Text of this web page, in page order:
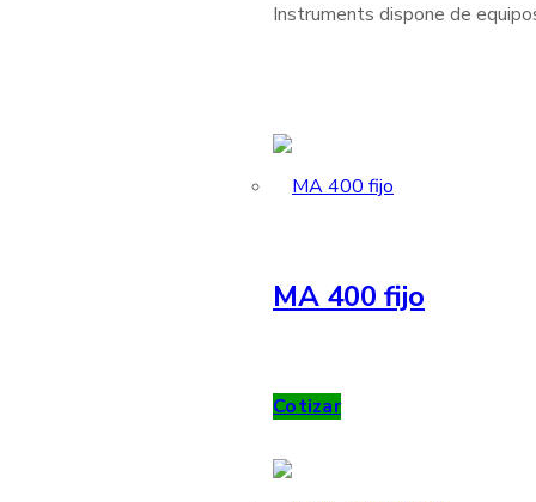
Instruments dispone de
MA 400 fijo
Cotizar